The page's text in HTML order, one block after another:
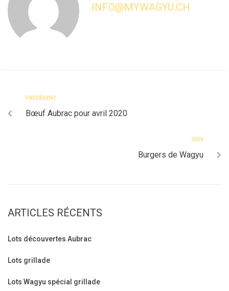
INFO@MYWAGYU.CH
PRÉCÉDENT
Bœuf Aubrac pour avril 2020
SUIV
Burgers de Wagyu
ARTICLES RÉCENTS
Lots découvertes Aubrac
Lots grillade
Lots Wagyu spécial grillade